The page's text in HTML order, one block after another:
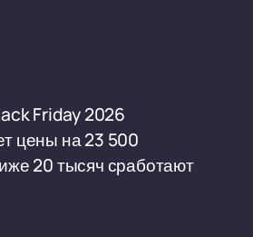
Friday 2026
цены на 23 500
20 тысяч сработают